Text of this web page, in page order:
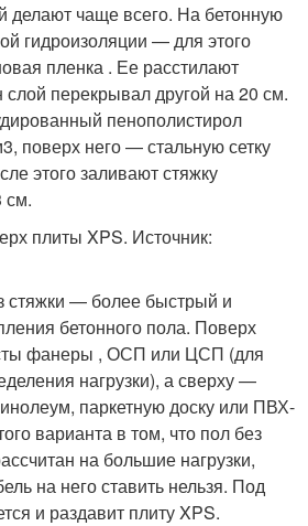
делают чаще всего. На бетонную
гидроизоляции — для этого
пленка . Ее расстилают
слой перекрывал другой на 20 см.
пенополистирол
3, поверх него — стальную сетку
этого заливают стяжку
см.
плиты XPS. Источник:
стяжки — более быстрый и
бетонного пола. Поверх
фанеры , ОСП или ЦСП (для
нагрузки), а сверху —
паркетную доску или ПВХ-
варианта в том, что пол без
на большие нагрузки,
на него ставить нельзя. Под
и раздавит плиту XPS.